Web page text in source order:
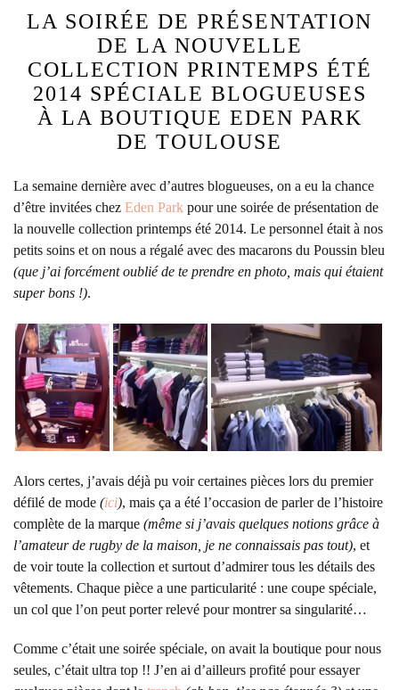
LA SOIRÉE DE PRÉSENTATION
DE LA NOUVELLE
COLLECTION PRINTEMPS ÉTÉ
2014 SPÉCIALE BLOGUEUSES
À LA BOUTIQUE EDEN PARK
DE TOULOUSE
La semaine dernière avec d’autres blogueuses, on a eu la chance
d’être invitées chez Eden Park pour une soirée de présentation de
la nouvelle collection printemps été 2014. Le personnel était à nos
petits soins et on nous a régalé avec des macarons du Poussin bleu
(que j’ai forcément oublié de te prendre en photo, mais qui étaient
super bons !).
Alors certes, j’avais déjà pu voir certaines pièces lors du premier
défilé de mode (ici), mais ça a été l’occasion de parler de l’histoire
complète de la marque (même si j’avais quelques notions grâce à
l’amateur de rugby de la maison, je ne connaissais pas tout), et
de voir toute la collection et surtout d’admirer tous les détails des
vêtements. Chaque pièce a une particularité : une coupe spéciale,
un col que l’on peut porter relevé pour montrer sa singularité…
Comme c’était une soirée spéciale, on avait la boutique pour nous
seules, c’était ultra top !! J’en ai d’ailleurs profité pour essayer